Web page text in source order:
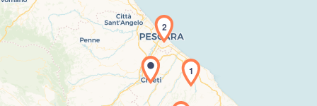
Caricamento della carta in corso...
1
2